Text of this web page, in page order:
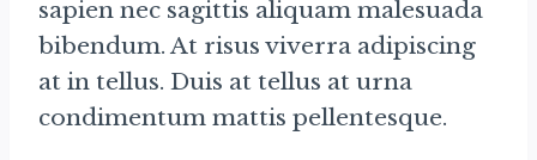
sapien nec sagittis aliquam malesuada
bibendum. At risus viverra adipiscing
at in tellus. Duis at tellus at urna
condimentum mattis pellentesque.